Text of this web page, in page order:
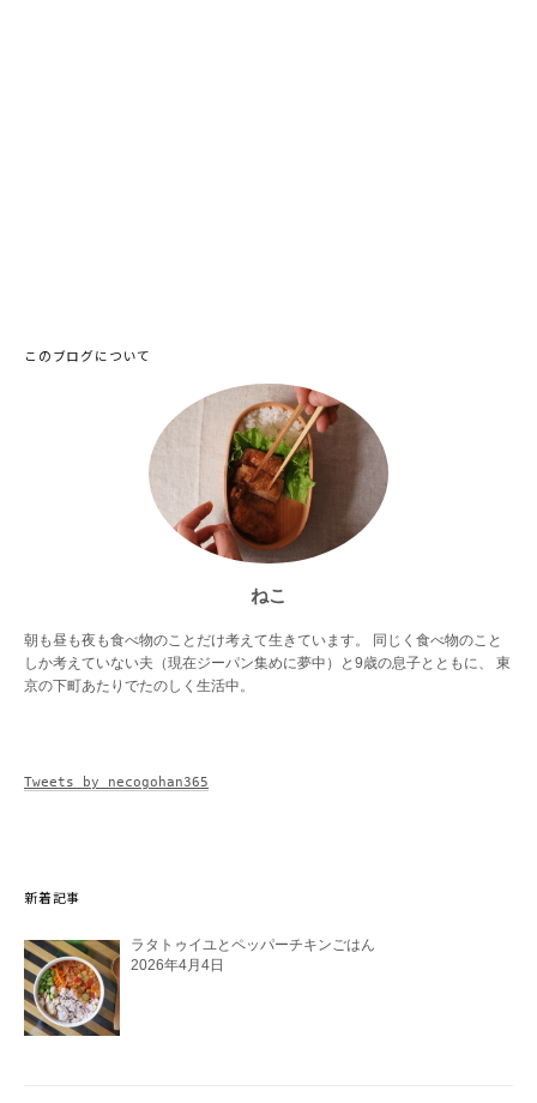
このブログについて
ねこ
朝も昼も夜も食べ物のことだけ考えて生きています。 同じく食べ物のこと
しか考えていない夫（現在ジーパン集めに夢中）と9歳の息子とともに、 東
京の下町あたりでたのしく生活中。
Tweets by necogohan365
新着記事
ラタトゥイユとペッパーチキンごはん
2026年4月4日